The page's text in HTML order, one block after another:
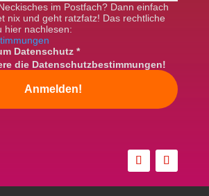
im Postfach? Dann einfach
nix und geht ratzfatz! Das rechtliche
hier nachlesen:
Datenschutz *
die Datenschutzbestimmungen!